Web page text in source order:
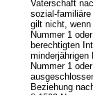
Vaterschaft
sozial-
gilt nicht,
Nummer 1
berechtigten
Nummer 1
Beziehung